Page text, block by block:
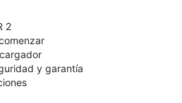
2
y garantía